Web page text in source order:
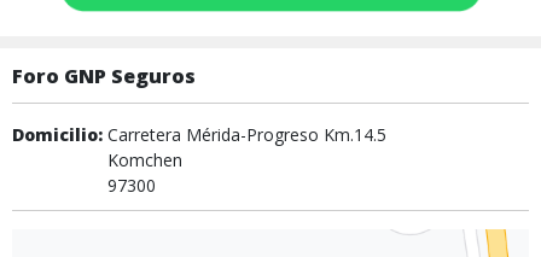
Foro GNP Seguros
Domicilio: Carretera Mérida-Progreso Km.14.5
Komchen
97300